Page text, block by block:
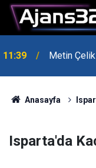
11:39 Metin Çelik
10:15 Hafta
Anasayfa
Isparta'da